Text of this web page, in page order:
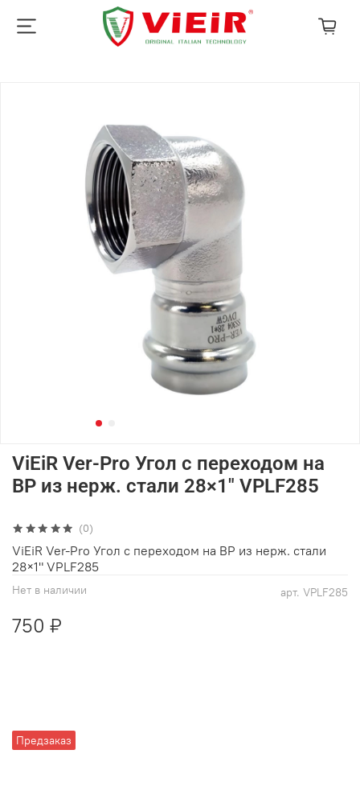
(0)
арт. VPLF285
Нет в наличии
Предзаказ
ViEiR Ver-Pro Угол с переходом на
ВР из нерж. стали 28×1" VPLF285
750 ₽
ViEiR Ver-Pro Угол с переходом на ВР из нерж. стали
28×1" VPLF285